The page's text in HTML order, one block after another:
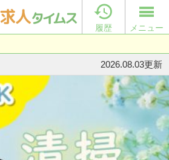

履歴 メニュー
2026.08.03更新